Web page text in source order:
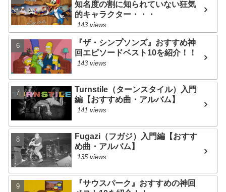
知名度の割に知られていない狂気
的キャラクター・・・
143 views
『ザ・シンプソンズ』おすすめ神
回エピソードベスト10を紹介！！
143 views
Turnstile（ターンスタイル）入門
編【おすすめ曲・アルバム】
141 views
Fugazi（フガジ）入門編【おすす
め曲・アルバム】
135 views
『サウスパーク』おすすめの神回